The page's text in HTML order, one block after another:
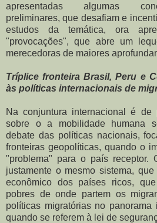
apresentadas algumas
preliminares, que desafiam e
estudos da temática, ora
"provocações", que abre um
merecedoras de maiores
Tríplice fronteira Brasil, Peru e
às políticas internacionais de
Na conjuntura internacional é
sobre o a mobilidade humana
debate das políticas nacionais,
fronteiras geopolíticas, quando o
"problema" para o país receptor.
justamente o mesmo sistema,
econômico dos países ricos,
pobres de onde partem os
políticas migratórias no
quando se referem à lei de